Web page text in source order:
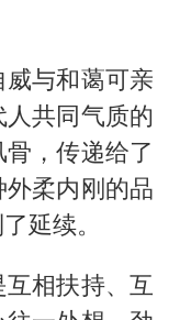
与和蔼可亲
共同气质的
，传递给了
柔内刚的品
延续。
相扶持、互